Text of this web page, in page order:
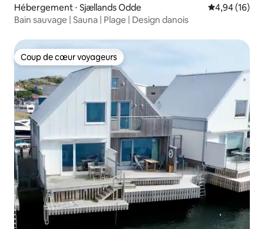
Hébergement ⋅ Sjællands Odde Évaluation
4,94 (16)
Bain sauvage | Sauna | Plage | Design danois
Coup de cœur voyageurs
Coup de cœur voyageurs